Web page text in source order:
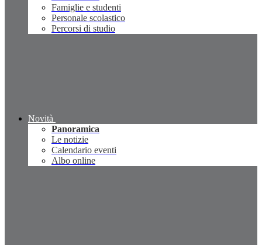
Famiglie e studenti
Personale scolastico
Percorsi di studio
Novità
Panoramica
Le notizie
Calendario eventi
Albo online